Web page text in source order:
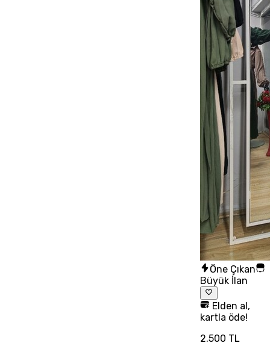
Öne Çıkan
Büyük İlan
Elden al,
kartla öde!
2.500 TL